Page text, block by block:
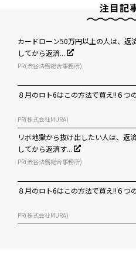
注目記
カードローン50万円以上の人は、返
してから返済...
PR(渋谷法務総合事務所)
８月のロト6はこの方法で買え!!６つ
PR(株式会社MURA)
リボ地獄から抜け出したい人は、返
してから返済す...
PR(渋谷法務総合事務所)
８月のロト6はこの方法で買え!!６つ
PR(株式会社MURA)